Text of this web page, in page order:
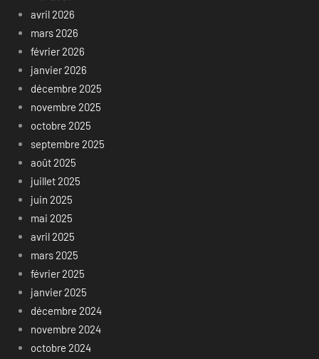
avril 2026
mars 2026
février 2026
janvier 2026
décembre 2025
novembre 2025
octobre 2025
septembre 2025
août 2025
juillet 2025
juin 2025
mai 2025
avril 2025
mars 2025
février 2025
janvier 2025
décembre 2024
novembre 2024
octobre 2024